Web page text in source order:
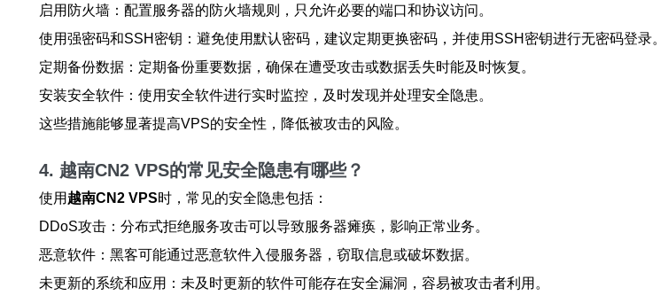
启用防火墙：配置服务器的防火墙规则，只允许必要的端口和协议访问。
使用强密码和SSH密钥：避免使用默认密码，建议定期更换密码，并使用SSH密钥进行无密码登录。
定期备份数据：定期备份重要数据，确保在遭受攻击或数据丢失时能及时恢复。
安装安全软件：使用安全软件进行实时监控，及时发现并处理安全隐患。
这些措施能够显著提高VPS的安全性，降低被攻击的风险。
4. 越南CN2 VPS的常见安全隐患有哪些？
使用 越南CN2 VPS时，常见的安全隐患包括：
DDoS攻击：分布式拒绝服务攻击可以导致服务器瘫痪，影响正常业务。
恶意软件：黑客可能通过恶意软件入侵服务器，窃取信息或破坏数据。
未更新的系统和应用：未及时更新的软件可能存在安全漏洞，容易被攻击者利用。